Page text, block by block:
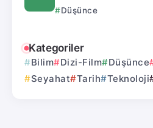
Düşünce
Kategoriler
Bilim Dizi-Film Düşünce
Seyahat
Tarih Teknoloji